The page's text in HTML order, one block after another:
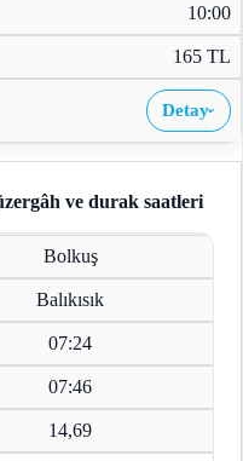
10:00
165 TL
Detay›
ve durak saatleri
Bolkuş
Balıkısık
07:24
07:46
14,69